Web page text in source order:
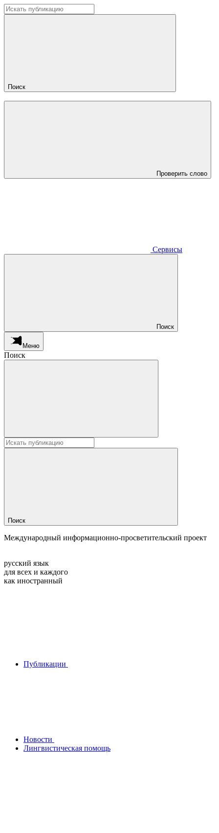
Поиск
Проверить слово
Сервисы
Поиск
Меню
Поиск
Поиск
Международный информационно-просветительский проект
русский язык
для всех и каждого
как иностранный
Публикации
Новости
Лингвистическая помощь